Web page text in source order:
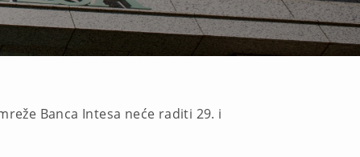
Banca Intesa neće raditi 29. i